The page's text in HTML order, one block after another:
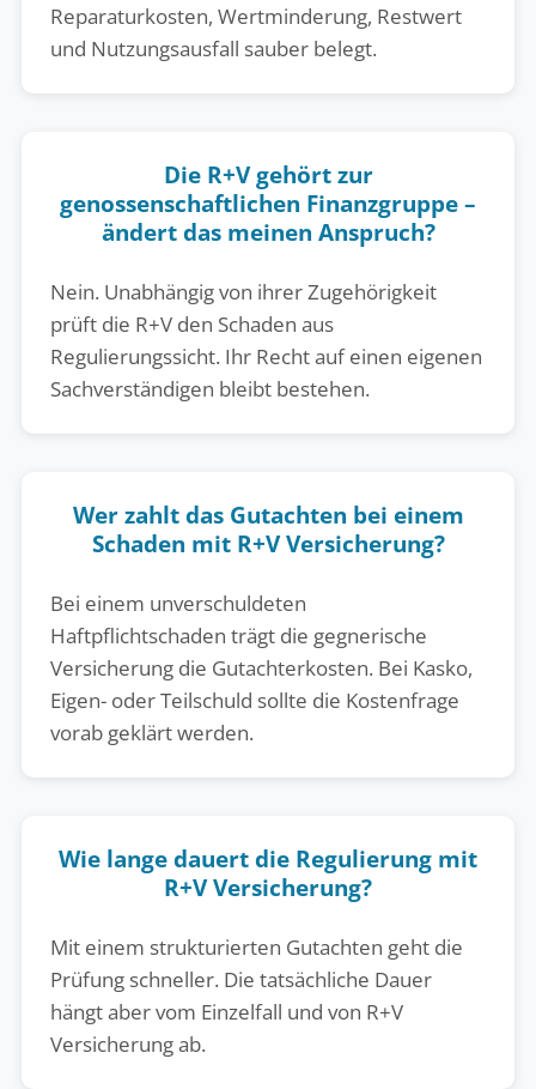
Reparaturkosten, Wertminderung, Restwert
und Nutzungsausfall sauber belegt.
Die R+V gehört zur
genossenschaftlichen Finanzgruppe –
ändert das meinen Anspruch?
Nein. Unabhängig von ihrer Zugehörigkeit
prüft die R+V den Schaden aus
Regulierungssicht. Ihr Recht auf einen eigenen
Sachverständigen bleibt bestehen.
Wer zahlt das Gutachten bei einem
Schaden mit R+V Versicherung?
Bei einem unverschuldeten
Haftpflichtschaden trägt die gegnerische
Versicherung die Gutachterkosten. Bei Kasko,
Eigen- oder Teilschuld sollte die Kostenfrage
vorab geklärt werden.
Wie lange dauert die Regulierung mit
R+V Versicherung?
Mit einem strukturierten Gutachten geht die
Prüfung schneller. Die tatsächliche Dauer
hängt aber vom Einzelfall und von R+V
Versicherung ab.